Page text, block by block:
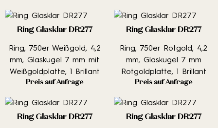
Ring Glasklar DR277
Ring, 750er Weißgold, 4,2
mm, Glaskugel 7 mm mit
Weißgoldplatte, 1 Brillant
Preis auf Anfrage
Ring Glasklar DR277
Ring, 750er Rotgold, 4,2
mm, Glaskugel 7 mm
Rotgoldplatte, 1 Brillant
Preis auf Anfrage
Ring Glasklar DR277 Ring Glasklar DR277